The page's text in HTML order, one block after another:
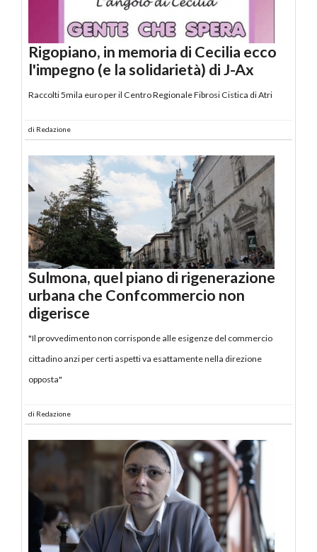
Rigopiano, in memoria di Cecilia ecco
l'impegno (e la solidarietà) di J-Ax
Raccolti 5mila euro per il Centro Regionale Fibrosi Cistica di Atri
di Redazione
Sulmona, quel piano di rigenerazione
urbana che Confcommercio non
digerisce
"Il provvedimento non corrisponde alle esigenze del commercio
cittadino anzi per certi aspetti va esattamente nella direzione
opposta"
di Redazione